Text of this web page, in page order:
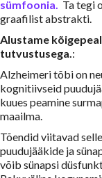
sümfoonia.
Ta tegi
graafilist abstrakti.
Alustame
tutvustusega. :
Alzheimeri tõbi on
kognitiivseid
kuues peamine
maailma.
Tõendid viitavad
puudujääkide ja
võib sünapsi